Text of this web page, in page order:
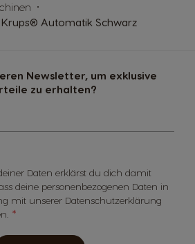
Newsletter, um exklusive
zu erhalten?
Daten erklärst du dich damit
deine personenbezogenen Daten in
mit unserer Datenschutzerklärung
Krups® Automatik Schwarz